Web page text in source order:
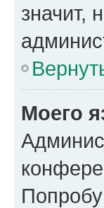
значит,
Моего